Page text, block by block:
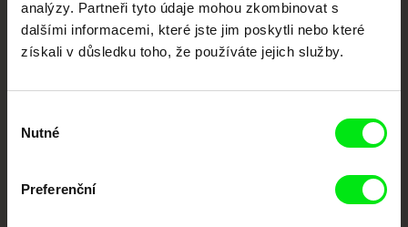
analýzy. Partneři tyto údaje mohou zkombinovat s
dalšími informacemi, které jste jim poskytli nebo které
získali v důsledku toho, že používáte jejich služby.
souhlasu
Nutné
Preferenční
dokumentární kino
posouvat hranice dokumentárního filmu, propagovat jeho rozmanitost a